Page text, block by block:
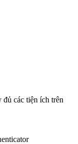
đủ các tiện ích trên